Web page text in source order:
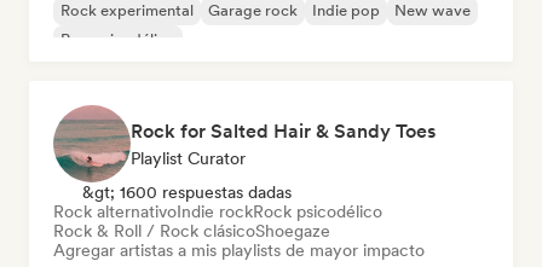
Rock experimental
Garage rock Indie pop
New wave
Pop psicodélico
Rock for Salted Hair & Sandy Toes
Playlist Curator
&gt; 1600 respuestas dadas
Rock alternativoIndie rockRock psicodélico
Rock & Roll / Rock clásicoShoegaze
Agregar artistas a mis playlists de mayor impacto